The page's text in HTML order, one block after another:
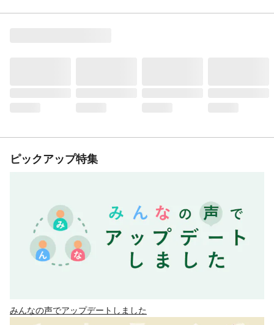
ピックアップ特集
みんなの声でアップデートしました